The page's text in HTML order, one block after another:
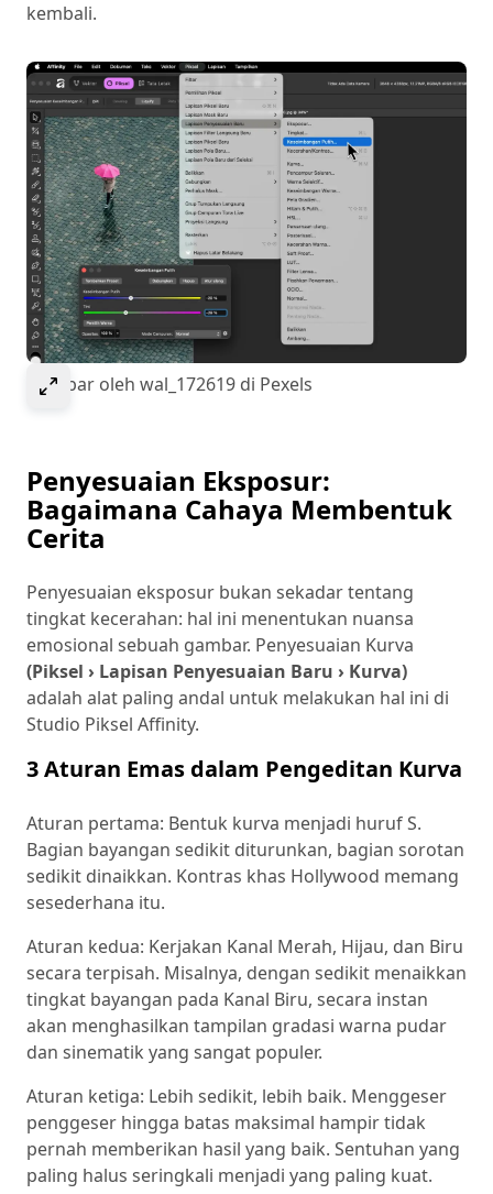
kembali.
Select to expand image
Gambar oleh wal_172619 di Pexels
Penyesuaian Eksposur:
Bagaimana Cahaya Membentuk
Cerita
Penyesuaian eksposur bukan sekadar tentang
tingkat kecerahan: hal ini menentukan nuansa
emosional sebuah gambar. Penyesuaian Kurva
(Piksel › Lapisan Penyesuaian Baru › Kurva)
adalah alat paling andal untuk melakukan hal ini di
Studio Piksel Affinity.
3 Aturan Emas dalam Pengeditan Kurva
Aturan pertama: Bentuk kurva menjadi huruf S.
Bagian bayangan sedikit diturunkan, bagian sorotan
sedikit dinaikkan. Kontras khas Hollywood memang
sesederhana itu.
Aturan kedua: Kerjakan Kanal Merah, Hijau, dan Biru
secara terpisah. Misalnya, dengan sedikit menaikkan
tingkat bayangan pada Kanal Biru, secara instan
akan menghasilkan tampilan gradasi warna pudar
dan sinematik yang sangat populer.
Aturan ketiga: Lebih sedikit, lebih baik. Menggeser
penggeser hingga batas maksimal hampir tidak
pernah memberikan hasil yang baik. Sentuhan yang
paling halus seringkali menjadi yang paling kuat.